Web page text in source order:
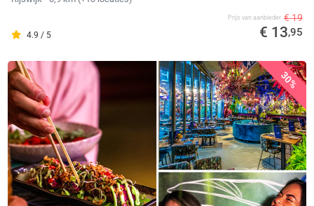
4.9 / 5
Prijs van aanbieder € 19
€ 13,95
30%